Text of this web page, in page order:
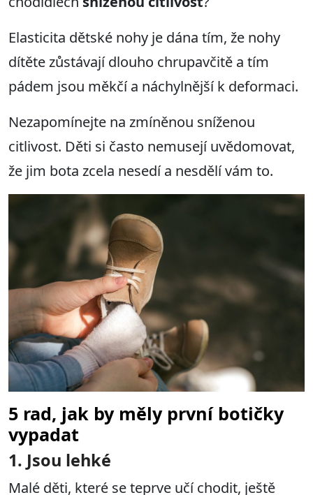
Elasticita dětské nohy je dána tím, že nohy
dítěte zůstávají dlouho chrupavčitě a tím
pádem jsou měkčí a náchylnější k deformaci.
Nezapomínejte na zmíněnou sníženou
citlivost. Děti si často nemusejí uvědomovat,
že jim bota zcela nesedí a nesdělí vám to.
5 rad, jak by měly první botičky
vypadat
1. Jsou lehké
Malé děti, které se teprve učí chodit, ještě